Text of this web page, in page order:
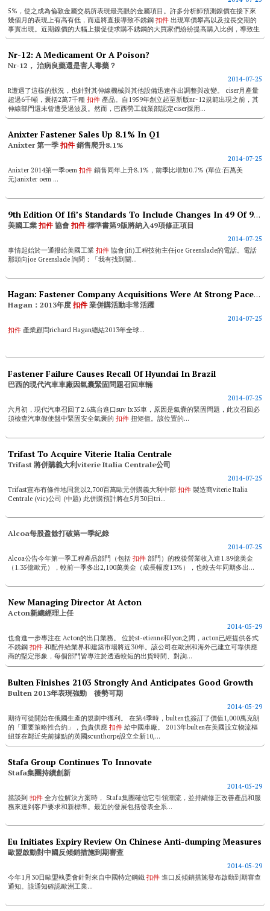
5%，使之成為倫敦金屬交易所表現最亮眼的金屬項目。許多分析師預測鎳價在接下來
幾個月的表現上有高有低，而這將直接導致不銹鋼 扣件出現單價攀高以及拉長交期的
事實出現。近期鎳價的大幅上揚促使求購不銹鋼的大買家們紛紛提高購入比例，導致生
產商訂單爆量必須延...
Nr-12: A Medicament Or A Poison?
Nr-12， 治病良藥還是害人毒藥？
2014-07-25
R遭遇了這樣的狀況，也針對其伸線機械與其他設備迅速作出調整與改變。 ciser月產量
超過6千噸，囊括2萬7千種 扣件 產品。自1959年創立起至新版nr-12規範出現之前，其
伸線部門還未曾遭受過波及。然而，巴西勞工就業部認定ciser採用...
Anixter Fastener Sales Up 8.1% In Q1
Anixter 第一季扣件銷售爬升8.1%
2014-07-25
Anixter 2014第一季oem 扣件銷售同年上升8.1%，前季比增加0.7% (單位:百萬美
元)anixter oem ...
9th Edition Of Ifi’s Standards To Include Changes In 49 Of 99 Fastener Standards
美國工業扣件協會扣件標準書第9版將納入49項修正項目
2014-07-25
事情起始於一通撥給美國工業 扣件協會(ifi)工程技術主任joe Greenslade的電話。電話
那頭向joe Greenslade 詢問：「我有找到關...
Hagan: Fastener Company Acquisitions Were At Strong Pace During 2013
Hagan：2013年度扣件業併購活動非常活躍
2014-07-25
扣件 產業顧問richard Hagan總結2013年全球...
Fastener Failure Causes Recall Of Hyundai In Brazil
巴西的現代汽車車廠因氣囊緊固問題召回車輛
2014-07-25
六月初，現代汽車召回了2.6萬台進口suv Ix35車，原因是氣囊的緊固問題，此次召回必
須檢查汽車假使盤中緊固安全氣囊的 扣件扭矩值。該位置的...
Trifast To Acquire Viterie Italia Centrale
Trifast 將併購義大利viterie Italia Centrale公司
2014-07-25
Trifast宣布有條件地同意以2,700百萬歐元併購義大利中部 扣件製造商viterie Italia
Centrale (vic)公司 (中題) 此併購預計將在5月30日tri...
Alcoa每股盈餘打破第一季紀錄
2014-07-25
Alcoa公告今年第一季工程產品部門（包括 扣件部門）的稅後營業收入達1.89億美金
（1.35億歐元），較前一季多出2,100萬美金（成長幅度13%），也較去年同期多出...
New Managing Director At Acton
Acton新總經理上任
2014-05-29
也會進一步專注在 Acton的出口業務。 位於st-etienne和lyon之間，acton已經提供各式
不銹鋼 扣件和配件給業界和建築市場將近30年。該公司在歐洲和海外已建立可靠供應
商的堅定形象，每個部門皆專注於透過較短的出貨時間、對詢...
Bulten Finishes 2103 Strongly And Anticipates Good Growth
Bulten 2013年表現強勁 後勢可期
2014-05-29
期待可從開始在俄國生產的規劃中獲利。 在第4季時，bulten也簽訂了價值1,000萬克朗
的「重要策略性合約」，負責供應 扣件給中國車廠。 2013年bulten在美國設立物流樞
紐並在鄰近先前據點的英國scunthorpe設立全新10,...
Stafa Group Continues To Innovate
Stafa集團持續創新
2014-05-29
當談到 扣件全方位解決方案時， Stafa集團確信它引領潮流，並持續修正改善產品和服
務來達到客戶要求和新標準。最近的發展包括發表全系...
Eu Initiates Expiry Review On Chinese Anti-dumping Measures
歐盟啟動對中國反傾銷措施到期審查
2014-05-29
今年1月30日歐盟執委會針對來自中國特定鋼鐵 扣件進口反傾銷措施發布啟動到期審查
通知。該通知確認歐洲工業...